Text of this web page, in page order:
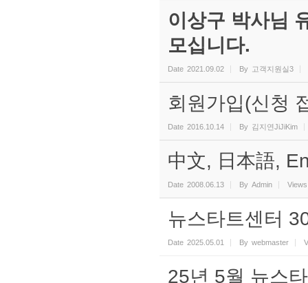
이상구 박사님
모십니다.
Date 2021.09.02 By 고객지원실3
회원가입(신청
Date 2016.10.14 By 김지연JiJiKim
中文, 日本語,
Date 2008.06.13 By Admin Views
뉴스타트센터
Date 2025.05.01 By webmaster
25년 5월 뉴스